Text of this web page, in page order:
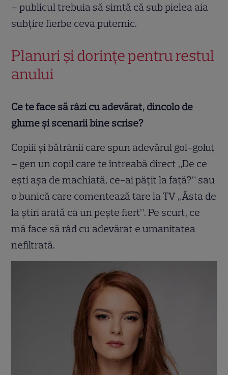
– publicul trebuia să simtă că sub pielea aia
subțire fierbe ceva puternic.
Planuri și dorințe pentru restul
anului
Ce te face să râzi cu adevărat, dincolo de
glume și scenarii bine scrise?
Copiii și bătrânii care spun adevărul gol-goluț
– gen un copil care te întreabă direct „De ce
ești așa de machiată, ce-ai pățit la față?” sau
o bunică care comentează tare la TV „Ăsta de
la știri arată ca un pește fiert”. Pe scurt, ce
mă face să râd cu adevărat e umanitatea
nefiltrată.